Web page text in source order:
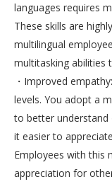
languages requires
These skills are
multilingual
multitasking abilities
・Improved
levels. You adopt a
to better understand
it easier to
Employees with this
appreciation for